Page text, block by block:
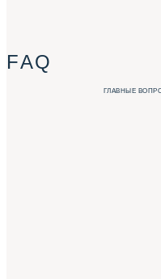
F A Q
ГЛАВНЫЕ